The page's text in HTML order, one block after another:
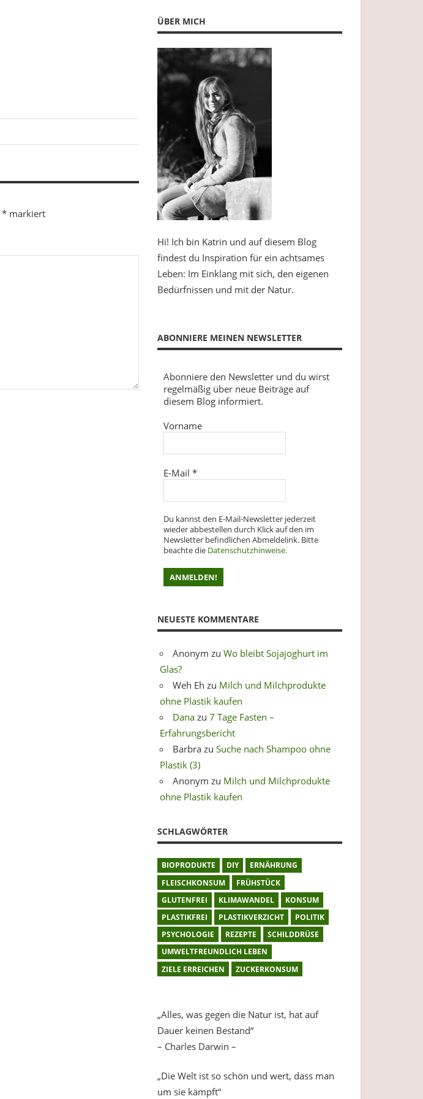
* markiert
ÜBER MICH
Hi! Ich bin Katrin und auf diesem Blog
findest du Inspiration für ein achtsames
Leben: Im Einklang mit sich, den eigenen
Bedürfnissen und mit der Natur.
ABONNIERE MEINEN NEWSLETTER
Abonniere den Newsletter und du wirst
regelmäßig über neue Beiträge auf
diesem Blog informiert.
Vorname
E-Mail *
Du kannst den E-Mail-Newsletter jederzeit
wieder abbestellen durch Klick auf den im
Newsletter befindlichen Abmeldelink. Bitte
beachte die Datenschutzhinweise.
NEUESTE KOMMENTARE
Anonym zuWo bleibt Sojajoghurt im
Glas?
Weh Eh zu Milch und Milchprodukte
ohne Plastik kaufen
Dana zu7 Tage Fasten –
Erfahrungsbericht
Barbra zuSuche nach Shampoo ohne
Plastik (3)
Anonym zu Milch und Milchprodukte
ohne Plastik kaufen
SCHLAGWÖRTER
BIOPRODUKTE DIY
ERNÄHRUNG
FLEISCHKONSUM
FRÜHSTÜCK
GLUTENFREI
KLIMAWANDEL
KONSUM
PLASTIKFREI
PLASTIKVERZICHT
POLITIK
PSYCHOLOGIE
REZEPTE
SCHILDDRÜSE
UMWELTFREUNDLICH LEBEN
ZIELE ERREICHEN
ZUCKERKONSUM
„Alles, was gegen die Natur ist, hat auf
Dauer keinen Bestand“
– Charles Darwin –
„Die Welt ist so schön und wert, dass man
um sie kämpft“